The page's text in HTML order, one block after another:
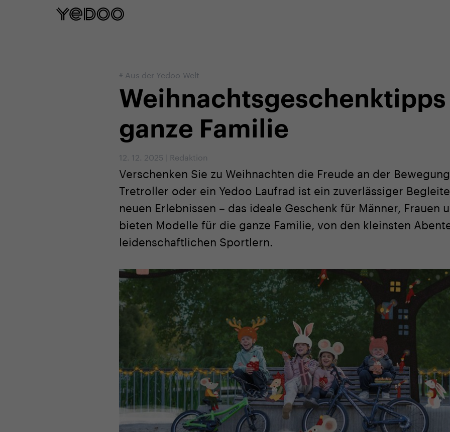
# Aus der Yedoo-Welt
ganze Familie
12. 12. 2025 Redaktion
Verschenken Sie zu Weihnachten die Freude an der
Tretroller oder ein Yedoo Laufrad ist ein zuverlässiger
neuen Erlebnissen – das ideale Geschenk für Männer, Frauen
bieten Modelle für die ganze Familie, von den kleinsten
leidenschaftlichen Sportlern.